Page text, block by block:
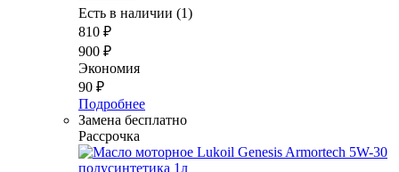
Есть в наличии (1)
810 ₽
900 ₽
Экономия
90 ₽
Подробнее
Замена бесплатно
Рассрочка